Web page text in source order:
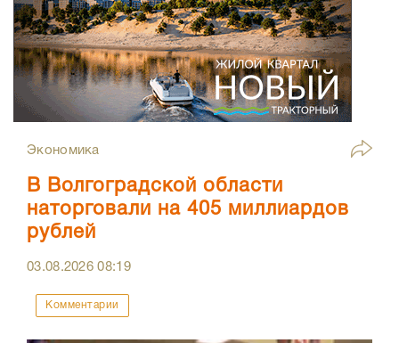
Экономика
В Волгоградской области
наторговали на 405 миллиардов
рублей
03.08.202608:19
Комментарии